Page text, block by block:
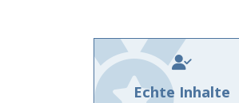
Echte Inhalte